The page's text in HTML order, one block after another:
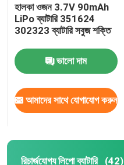
হালকা ওজন 3.7V 90mAh
LiPo ব্যাটারি 351624
302323 ব্যাটারি সবুজ শক্তি
ভালো দাম
আমাদের সাথে যোগাযোগ করুন
রিচার্জযোগ্য লিপো ব্যাটারি (42)